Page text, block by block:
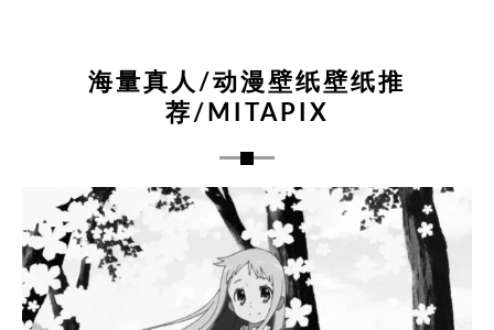
海量真人/动漫壁纸壁纸推
荐/MITAPIX